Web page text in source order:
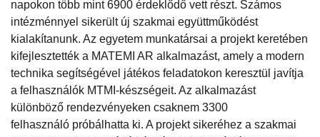
napokon több mint 6900 érdeklődő vett részt. Számos
intézménnyel sikerült új szakmai együttműködést
kialakítanunk. Az egyetem munkatársai a projekt keretében
kifejlesztették a MATEMI AR alkalmazást, amely a modern
technika segítségével játékos feladatokon keresztül javítja
a felhasználók MTMI-készségeit. Az alkalmazást
különböző rendezvényeken csaknem 3300
felhasználó próbálhatta ki. A projekt sikeréhez a szakmai